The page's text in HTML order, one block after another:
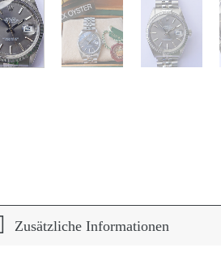
Zusätzliche Informationen